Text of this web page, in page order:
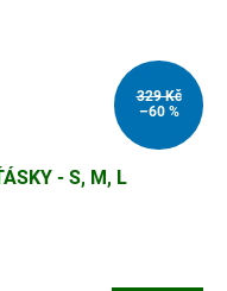
329 Kč
–60 %
- S, M, L